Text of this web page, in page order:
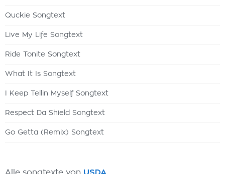
Quckie Songtext
Live My Life Songtext
Ride Tonite Songtext
What It Is Songtext
I Keep Tellin Myself Songtext
Respect Da Shield Songtext
Go Getta (Remix) Songtext